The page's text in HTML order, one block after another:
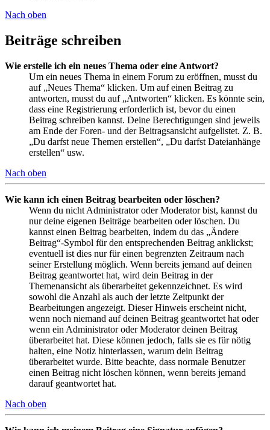
Nach oben
Beiträge schreiben
Wie erstelle ich ein neues Thema oder eine Antwort?
Um ein neues Thema in einem Forum zu eröffnen, musst du
auf „Neues Thema“ klicken. Um auf einen Beitrag zu
antworten, musst du auf „Antworten“ klicken. Es könnte sein,
dass eine Registrierung erforderlich ist, bevor du einen
Beitrag schreiben kannst. Deine Berechtigungen sind jeweils
am Ende der Foren- und der Beitragsansicht aufgelistet. Z. B.
„Du darfst neue Themen erstellen“, „Du darfst Dateianhänge
erstellen“ usw.
Nach oben
Wie kann ich einen Beitrag bearbeiten oder löschen?
Wenn du nicht Administrator oder Moderator bist, kannst du
nur deine eigenen Beiträge bearbeiten oder löschen. Du
kannst einen Beitrag bearbeiten, indem du das „Ändere
Beitrag“-Symbol für den entsprechenden Beitrag anklickst;
eventuell ist dies nur für einen begrenzten Zeitraum nach
seiner Erstellung möglich. Wenn bereits jemand auf deinen
Beitrag geantwortet hat, wird dein Beitrag in der
Themenansicht als überarbeitet gekennzeichnet. Es wird
sowohl die Anzahl als auch der letzte Zeitpunkt der
Bearbeitungen angezeigt. Dieser Hinweis erscheint nicht,
wenn noch niemand auf deinen Beitrag geantwortet hat oder
wenn ein Administrator oder Moderator deinen Beitrag
überarbeitet hat. Diese können jedoch, falls sie es für nötig
halten, eine Notiz hinterlassen, warum dein Beitrag
überarbeitet wurde. Bitte beachte, dass normale Benutzer
einen Beitrag nicht löschen können, wenn bereits jemand
darauf geantwortet hat.
Nach oben